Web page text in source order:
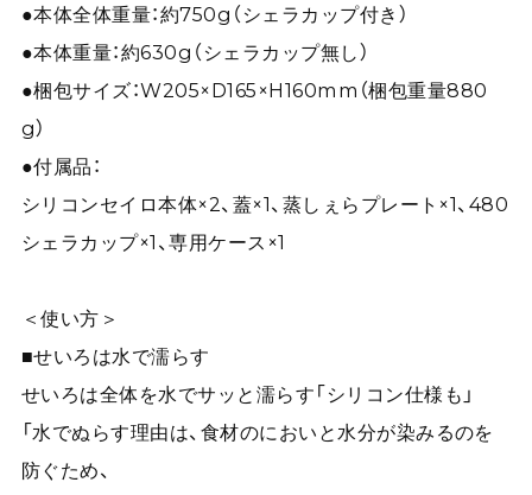
●本体全体重量：約750g（シェラカップ付き）
●本体重量：約630g（シェラカップ無し）
●梱包サイズ：W205×D165×H160mm（梱包重量880
g）
●付属品：
シリコンセイロ本体×2、蓋×1、蒸しぇらプレート×1、480
シェラカップ×1、専用ケース×1
＜使い方＞
■せいろは水で濡らす
せいろは全体を水でサッと濡らす「シリコン仕様も」
「水でぬらす理由は、食材のにおいと水分が染みるのを
防ぐため、